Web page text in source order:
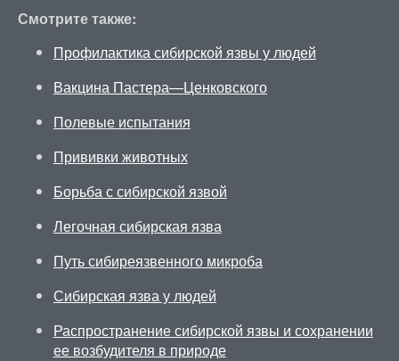
Смотрите также:
Профилактика сибирской язвы у людей
Вакцина Пастера—Ценковского
Полевые испытания
Прививки животных
Борьба с сибирской язвой
Легочная сибирская язва
Путь сибиреязвенного микроба
Сибирская язва у людей
Распространение сибирской язвы и сохранении
ее возбудителя в природе